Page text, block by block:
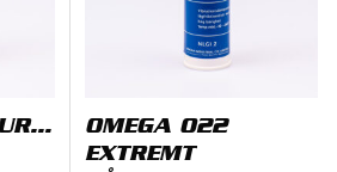
HÖGTEMPERATURFETT
OMEGA 022
EXTREMT